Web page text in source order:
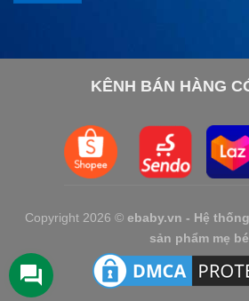
KÊNH BÁN HÀNG
Copyright 2026 © ebaby.vn - Hệ
sản phẩm mẹ bé